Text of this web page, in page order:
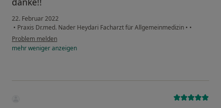
22. Februar 2022
• Praxis Dr.med. Nader Heydari Facharzt für Allgemeinmedizin • •
Problem melden
mehrwenigeranzeigen